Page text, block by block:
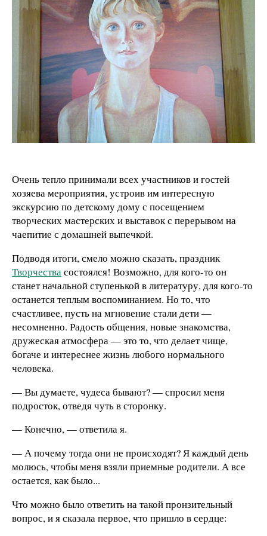
Очень тепло принимали всех участников и гостей
хозяева мероприятия, устроив им интересную
экскурсию по детскому дому с посещением
творческих мастерских и выставок с перерывом на
чаепитие с домашней выпечкой.
Подводя итоги, смело можно сказать, праздник
Творчествасостоялся! Возможно, для кого-то он
станет начальной ступенькой в литературу, для кого-то
останется теплым воспоминанием. Но то, что
счастливее, пусть на мгновение стали дети —
несомненно. Радость общения, новые знакомства,
дружеская атмосфера — это то, что делает чище,
богаче и интереснее жизнь любого нормального
человека.
— Вы думаете, чудеса бывают? — спросил меня
подросток, отведя чуть в сторонку.
— Конечно, — ответила я.
— А почему тогда они не происходят? Я каждый день
молюсь, чтобы меня взяли приемные родители. А все
остается, как было...
Что можно было ответить на такой пронзительный
вопрос, и я сказала первое, что пришло в сердце: